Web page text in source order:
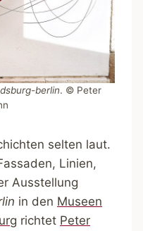
berlin. © Peter
selten laut.
Linien,
Ausstellung
in den Museen
richtet Peter